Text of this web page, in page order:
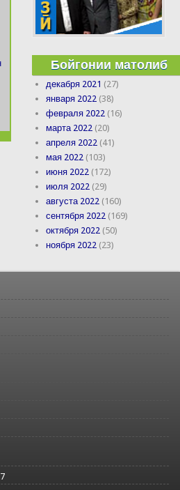
Бойгонии матолиб
декабря 2021 (27)
января 2022 (38)
февраля 2022 (16)
марта 2022 (20)
апреля 2022 (41)
мая 2022 (103)
июня 2022 (172)
июля 2022 (29)
августа 2022 (160)
сентября 2022 (169)
октября 2022 (50)
ноября 2022 (23)